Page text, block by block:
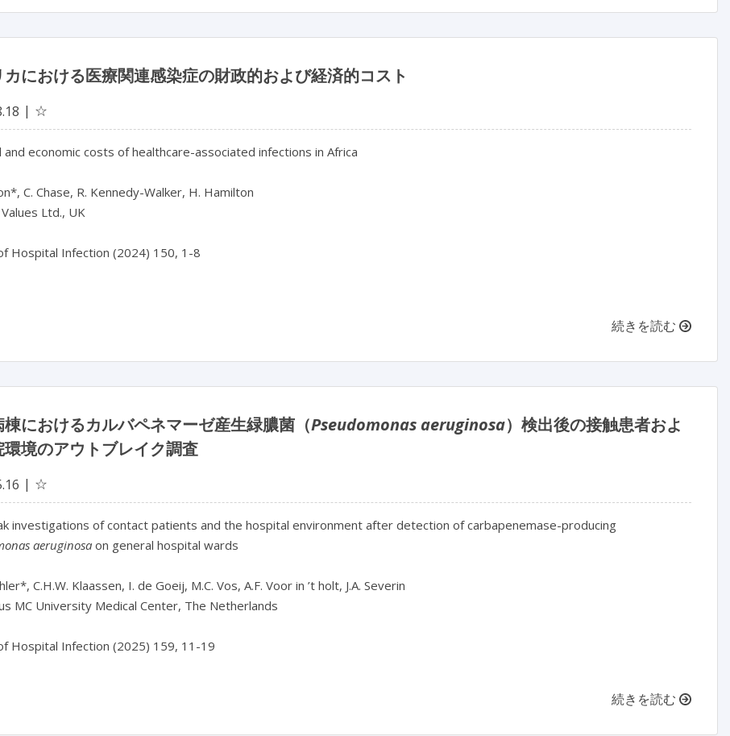
カにおける医療関連感染症の財政的および経済的コスト
☆
and economic costs of healthcare-associated infections in Africa
C. Chase, R. Kennedy-Walker, H. Hamilton
Ltd., UK
Hospital Infection (2024) 150, 1-8
続きを読む
棟におけるカルバペネマーゼ産生緑膿菌（Pseudomonas aeruginosa）検出後の接触患者およ
環境のアウトブレイク調査
☆
aeruginosa on general hospital wards
C.H.W. Klaassen, I. de Goeij, M.C. Vos, A.F. Voor in ’t holt, J.A. Severin
MC University Medical Center, The Netherlands
Hospital Infection (2025) 159, 11-19
続きを読む